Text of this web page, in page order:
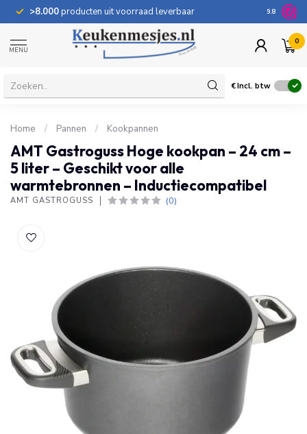
>8.000producten uit voorraad leverbaar 100
9.8
MENU
0
€Incl. btw
Home / Pannen / Kookpannen
AMT Gastroguss Hoge kookpan – 24 cm –
5 liter – Geschikt voor alle
warmtebronnen – Inductiecompatibel
AMT GASTROGUSS (0)